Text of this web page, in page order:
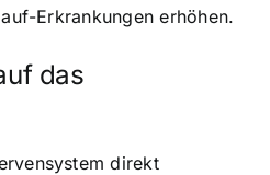
Erkrankungen erhöhen.
das
direkt